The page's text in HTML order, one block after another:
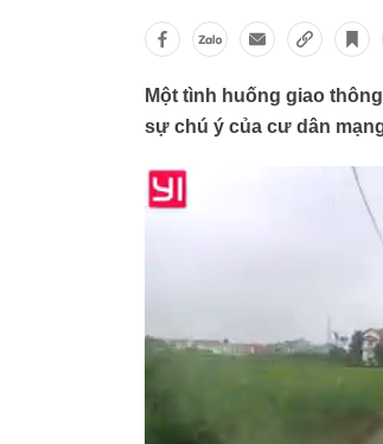
Một tình huống giao
sự chú ý của cư dân